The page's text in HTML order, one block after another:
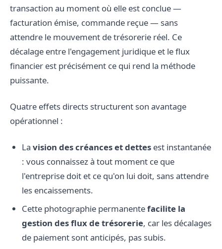
transaction au moment où elle est conclue —
facturation émise, commande reçue — sans
attendre le mouvement de trésorerie réel. Ce
décalage entre l'engagement juridique et le flux
financier est précisément ce qui rend la méthode
puissante.
Quatre effets directs structurent son avantage
opérationnel :
La vision des créances et dettes est instantanée
: vous connaissez à tout moment ce que
l'entreprise doit et ce qu'on lui doit, sans attendre
les encaissements.
Cette photographie permanentefacilite la
gestion des flux de trésorerie, car les décalages
de paiement sont anticipés, pas subis.